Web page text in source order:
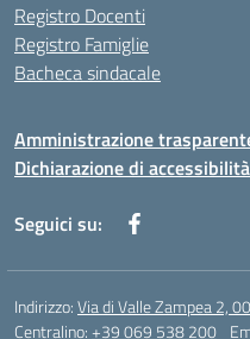
Registro Docenti
Registro Famiglie
Bacheca sindacale
Amministrazione
Dichiarazione di accessibilità
Seguici su:
Indirizzo:Via di Valle Zampea 2,
Centralino:+39 069 538 200